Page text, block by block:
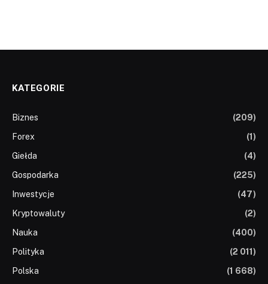
KATEGORIE
Biznes
(209)
Forex
(1)
Giełda
(4)
Gospodarka
(225)
Inwestycje
(47)
Kryptowaluty
(2)
Nauka
(400)
Polityka
(2 011)
Polska
(1 668)